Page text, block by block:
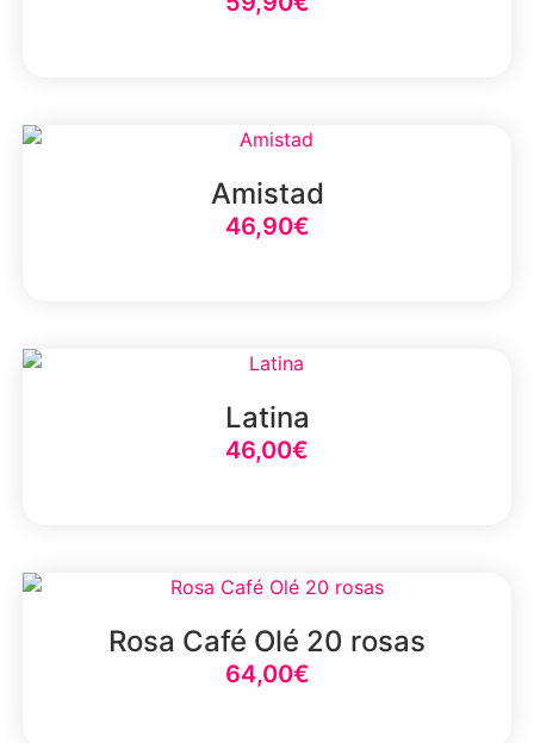
Amistad
46,90€
Latina
46,00€
Rosa Café Olé 20 rosas
64,00€